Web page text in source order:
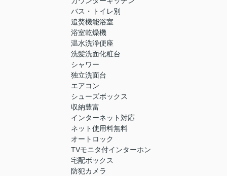
バス・トイレ別
追焚機能浴室
浴室乾燥機
温水洗浄便座
洗髪洗面化粧台
シャワー
独立洗面台
エアコン
シューズボックス
収納豊富
インターネット対応
ネット使用料無料
オートロック
TVモニタ付インターホン
宅配ボックス
防犯カメラ